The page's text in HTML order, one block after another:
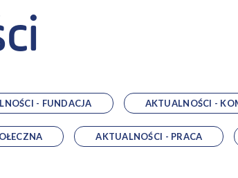
- FUNDACJA AKTUALNOŚCI -
AKTUALNOŚCI - PRACA